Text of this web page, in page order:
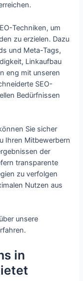
Techniken, um
zu erzielen. Dazu
und Meta-Tags,
Linkaufbau
eng mit unseren
SEO-
Bedürfnissen
Sie sicher
Ihren Mitbewerbern
der
transparente
zu verfolgen
Nutzen aus
unsere
in